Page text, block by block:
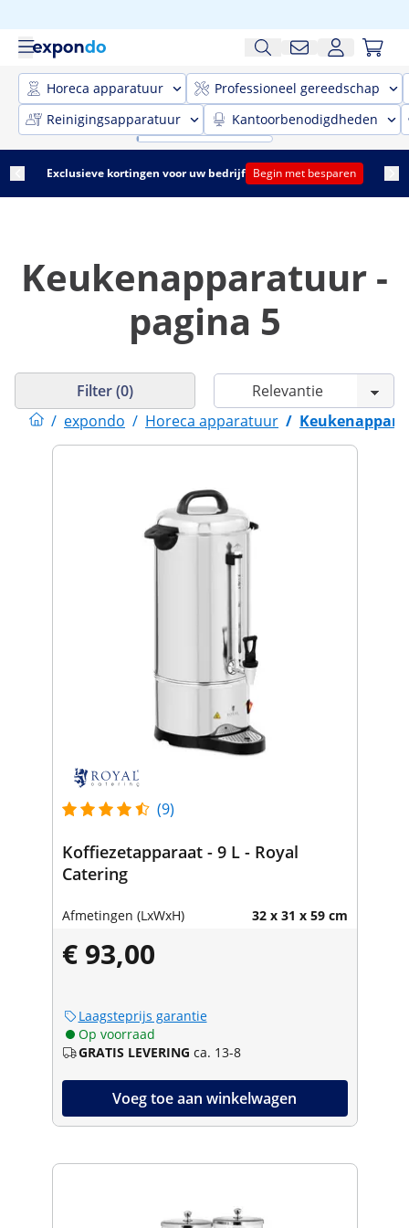
Horeca apparatuur
Professioneel gereedschap
Reinigingsapparatuur
Kantoorbenodigdheden
Exclusieve kortingen voor uw bedrijf Begin met besparen
Keukenapparatuur -
pagina 5
/ expondo / Horeca apparatuur /
Filter (0)
(9)
Koffiezetapparaat - 9 L - Royal
Catering
Afmetingen (LxWxH) 32 x 31 x 59 cm
€ 93,00
Laagsteprijs garantie
Op voorraad
GRATIS LEVERING ca. 13-8
Voeg toe aan winkelwagen